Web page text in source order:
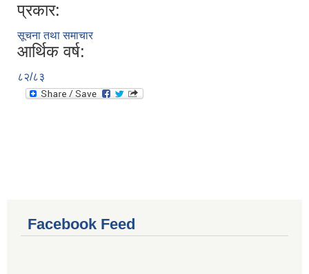
प्रकार:
सूचना तथा समाचार
आर्थिक वर्ष:
८२/८३
Facebook Feed